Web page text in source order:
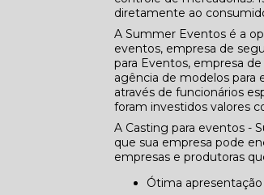
diretamente ao
A Summer Eventos é a
eventos, empresa de
para Eventos, empresa
agência de modelos
através de funcionários
foram investidos valores
A Casting para eventos -
que sua empresa pode
empresas e produtoras
Ótima